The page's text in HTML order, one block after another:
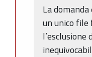
La
un unico
l’esclusione